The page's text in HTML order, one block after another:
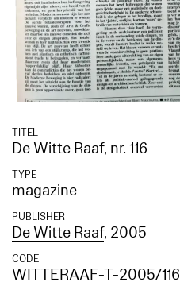
TITEL
De Witte Raaf, nr. 116
TYPE
magazine
PUBLISHER
De Witte Raaf, 2005
CODE
WITTERAAF-T-2005/116